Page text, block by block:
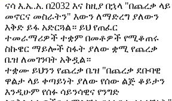
ናሳ እ.ኤ.አ. በ2032 እና ከዚያ በኋላ "በጨረቃ ላይ
መኖርና መስራትን" እውን ለማድረግ ያለውን
እቅድ ይፋ አድርጓል። ይህ የጠፈር
ተመራማሪዎች ተቋም በመቶዎች የሚቆጠሩ
ስኩዌር ማይሎች ስፋት ያለው ቋሚ የጨረቃ
ቤዝ ለመገንባት አቅዷል።
ተቋሙ ይህንን የጨረቃ ቤዝ "በጨረቃ ደቡባዊ
ዋልታ ላይ ቀጣይነት ያለው የሰው ልጅ ቆይታን
እንዲሁም የሰፉ ሳይንሳዊና የንግድ